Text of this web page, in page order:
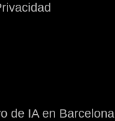
de IA en Barcelona